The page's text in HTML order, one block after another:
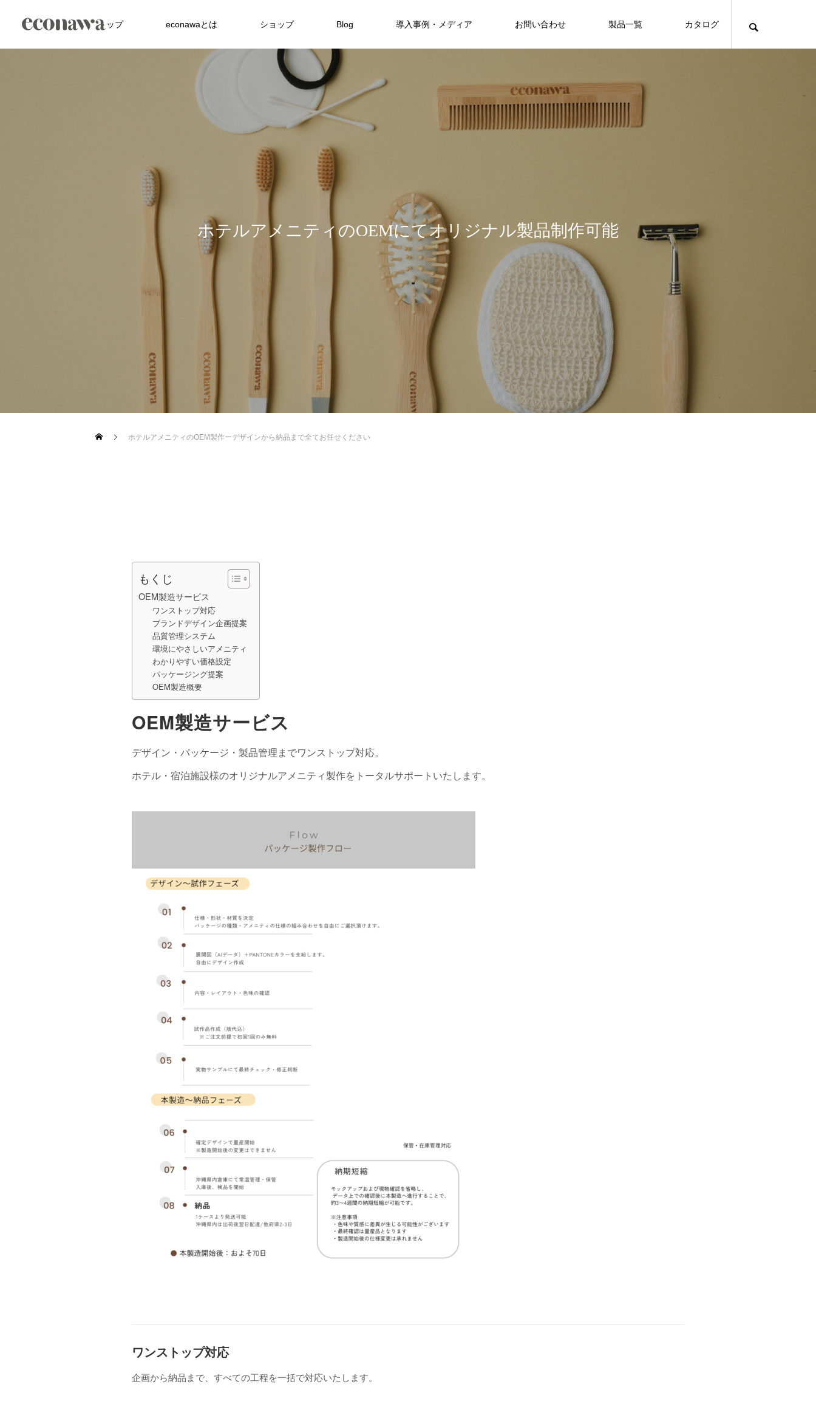
トップ econawaとは ショップ Blog 導入事例・メディア お問い合わせ 製品一覧 カタログ
沖縄の美しい海を未来へ サンゴ礁保全と私た
ちにできること – econawa
Hotels
美しい東シナ海と緑に魅せられたOKINAWA
KARIYUSHIRESORT EXES ONNA
保護中: 🌱 お客様が使った竹アメニティが、
農家の土を育てる
Hotels Hotels
限定3室のみのオーベルジュ 赤湯温泉
「OSTERIA SINCERITÀ」in 山形
山と海に囲まれた自然あふれるコンドミ
ニアムホテル土花土花（ドカドカ）沖
縄・恩納村
ホテルアメ ニテ ィのOEMにてオリ ジナル製品制 作可能
ホテルアメニティのOEM製作ーデザインから納品まで全てお任せください
もくじ
OEM製造サービス
ワンストップ対応
ブランドデザイン企画提案
品質管理システム
環境にやさしいアメニティ
わかりやすい価格設定
パッケージング提案
OEM製造概要
OEM製造サービス
デザイン・パッケージ・製品管理までワンストップ対応。
ホテル・宿泊施設様のオリジナルアメニティ製作をトータルサポートいたします。
ワンストップ対応
企画から納品まで、すべての工程を一括で対応いたします。